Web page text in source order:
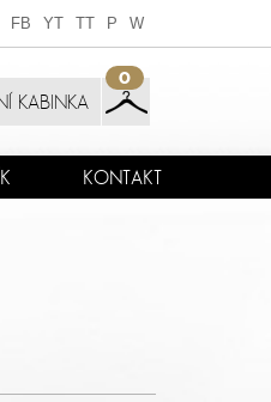
FB YT TT P W
0
KABINKA
KONTAKT